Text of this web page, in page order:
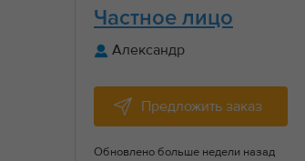
Частное лицо
Александр
Предложить заказ
Обновлено больше недели назад